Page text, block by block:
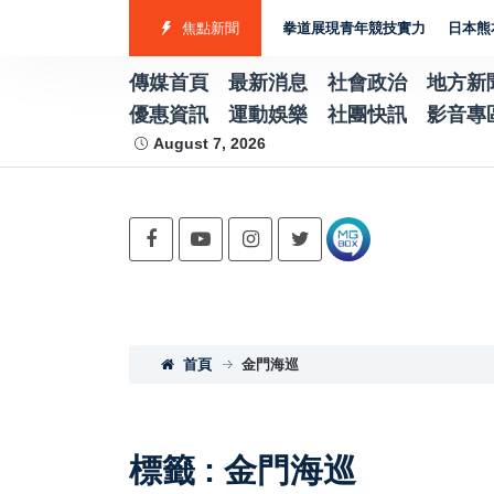
焦點新聞
隊勇奪7金2銀4銅 游泳射箭籃球跆拳道展現青年競技實力 日本熊本強震
傳媒首頁 最新消息 社會政治
地方新
優惠資訊
運動娛樂 社團快訊 影音專
August 7, 2026
首頁 金門海巡
標籤 : 金門海巡